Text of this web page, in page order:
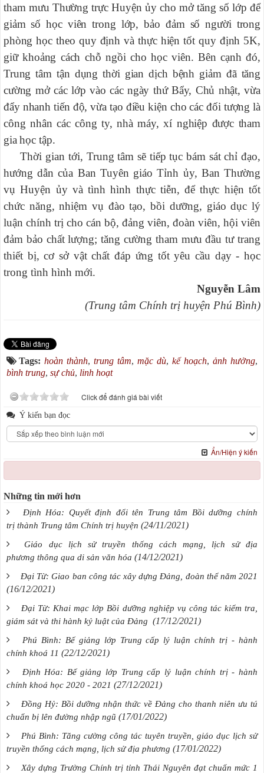
tham mưu Thường trực Huyện ủy cho mở tăng số lớp để
giảm số học viên trong lớp, bảo đảm số người trong
phòng học theo quy định và thực hiện tốt quy định 5K,
giữ khoảng cách chỗ ngồi cho học viên. Bên cạnh đó,
Trung tâm tận dụng thời gian dịch bệnh giảm đã tăng
cường mở các lớp vào các ngày thứ Bẩy, Chủ nhật, vừa
đẩy nhanh tiến độ, vừa tạo điều kiện cho các đối tượng là
công nhân các công ty, nhà máy, xí nghiệp được tham
gia học tập.
Thời gian tới, Trung tâm sẽ tiếp tục bám sát chỉ đạo,
hướng dẫn của Ban Tuyên giáo Tỉnh ủy, Ban Thường
vụ Huyện ủy và tình hình thực tiễn, để thực hiện tốt
chức năng, nhiệm vụ đào tạo, bồi dưỡng, giáo dục lý
luận chính trị cho cán bộ, đảng viên, đoàn viên, hội viên
đảm bảo chất lượng; tăng cường tham mưu đầu tư trang
thiết bị, cơ sở vật chất đáp ứng tốt yêu cầu dạy - học
trong tình hình mới.
Nguyễn Lâm
(Trung tâm Chính trị huyện Phú Bình)
Tags: hoàn thành, trung tâm, mặc dù, kế hoạch, ảnh hưởng,
bình trung, sự chủ, linh hoạt
Click để đánh giá bài viết
Ý kiến bạn đọc
Ẩn/Hiện ý kiến
Những tin mới hơn
Định Hóa: Quyết định đổi tên Trung tâm Bồi dưỡng chính
trị thành Trung tâm Chính trị huyện (24/11/2021)
Giáo dục lịch sử truyền thống cách mạng, lịch sử địa
phương thông qua di sản văn hóa (14/12/2021)
Đại Từ: Giao ban công tác xây dựng Đảng, đoàn thể năm 2021
(16/12/2021)
Đại Từ: Khai mạc lớp Bồi dưỡng nghiệp vụ công tác kiểm tra,
giám sát và thi hành kỷ luật của Đảng (17/12/2021)
Phú Bình: Bế giảng lớp Trung cấp lý luận chính trị - hành
chính khoá 11 (22/12/2021)
Định Hóa: Bế giảng lớp Trung cấp lý luận chính trị - hành
chính khoá học 2020 - 2021 (27/12/2021)
Đồng Hỷ: Bồi dưỡng nhận thức về Đảng cho thanh niên ưu tú
chuẩn bị lên đường nhập ngũ (17/01/2022)
Phú Bình: Tăng cường công tác tuyên truyền, giáo dục lịch sử
truyền thống cách mạng, lịch sử địa phương (17/01/2022)
Xây dựng Trường Chính trị tỉnh Thái Nguyên đạt chuẩn mức 1